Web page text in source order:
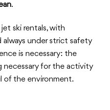
.
ski rentals, with
under strict safety
is necessary: the
necessary for the activity
of the environment.